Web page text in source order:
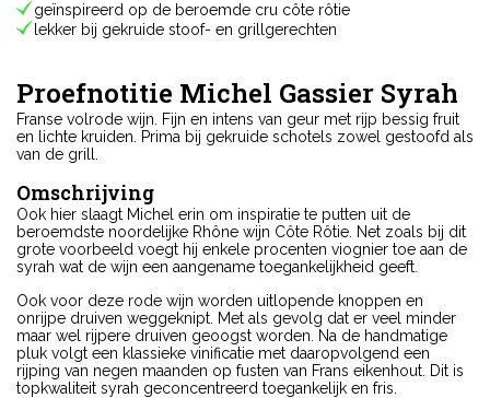
geïnspireerd op de beroemde cru côte rôtie
lekker bij gekruide stoof- en grillgerechten
Proefnotitie Michel Gassier Syrah
Franse volrode wijn. Fijn en intens van geur met rijp bessig fruit
en lichte kruiden. Prima bij gekruide schotels zowel gestoofd als
van de grill.
Omschrijving
Ook hier slaagt Michel erin om inspiratie te putten uit de
beroemdste noordelijke Rhône wijn Côte Rôtie. Net zoals bij dit
grote voorbeeld voegt hij enkele procenten viognier toe aan de
syrah wat de wijn een aangename toegankelijkheid geeft.
Ook voor deze rode wijn worden uitlopende knoppen en
onrijpe druiven weggeknipt. Met als gevolg dat er veel minder
maar wel rijpere druiven geoogst worden. Na de handmatige
pluk volgt een klassieke vinificatie met daaropvolgend een
rijping van negen maanden op fusten van Frans eikenhout. Dit is
topkwaliteit syrah geconcentreerd toegankelijk en fris.